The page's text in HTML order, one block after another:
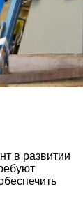
в развитии